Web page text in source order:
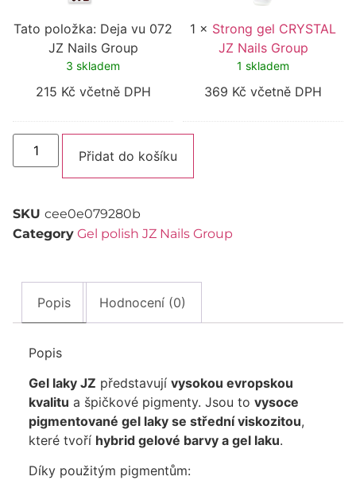
Tato položka: Deja vu 072
JZ Nails Group
3 skladem
215 Kč včetně DPH
1 × Strong gel CRYSTAL
JZ Nails Group
1 skladem
369 Kč včetně DPH
Přidat do košíku
SKU cee0e079280b
Category Gel polish JZ Nails Group
Popis Hodnocení (0)
Popis
Gel laky JZ představují vysokou evropskou
kvalitu a špičkové pigmenty. Jsou to vysoce
pigmentované gel laky se střední viskozitou,
které tvoří hybrid gelové barvy a gel laku.
Díky použitým pigmentům: